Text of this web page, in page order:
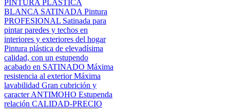
PINTURA PLÁSTICA
BLANCA SATINADA Pintura
PROFESIONAL Satinada para
pintar paredes y techos en
interiores y exteriores del hogar
Pintura plástica de elevadísima
calidad, con un estupendo
acabado en SATINADO Máxima
resistencia al exterior Máxima
lavabilidad Gran cubrición y
caracter ANTIMOHO Estupenda
relación CALIDAD-PRECIO